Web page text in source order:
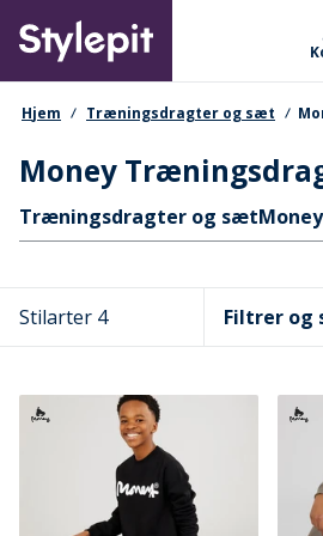
main
content
Primary departments
navigationssti
Hjem Træningsdragter og sæt
Money
Hurtige links
Træningsdragter og sætMoney
Stilarter 4 Filtrer og